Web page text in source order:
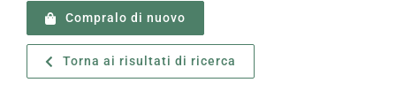
Compralo di nuovo
Torna ai risultati di ricerca